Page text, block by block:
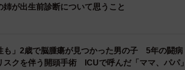
びっくりしたけど、うれしい」（画像提供：りおなちゃんマ
生などで社会に大きなインパクトを与える傑出し
が出生前診断について思うこと
も」2歳で脳腫瘍が見つかった男の子 5年の闘病
スクを伴う開頭手術 ICUで呼んだ「ママ、パパ」